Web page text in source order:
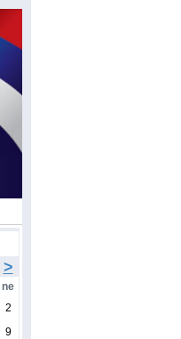
>
ne
2
9